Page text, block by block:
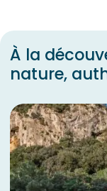
À la
nature,